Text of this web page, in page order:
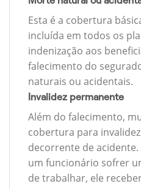
Esta é a cobertura
incluída em todos os
indenização aos
falecimento do
naturais ou acidentais.
Invalidez permanente
Além do falecimento,
cobertura para
decorrente de
um funcionário sofrer
de trabalhar, ele